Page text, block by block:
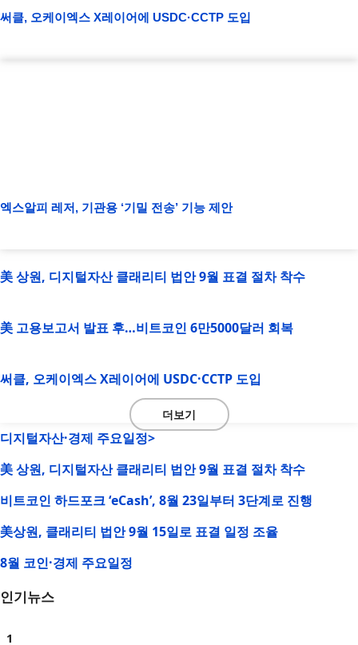
써클, 오케이엑스 X레이어에 USDC·CCTP 도입
엑스알피 레저, 기관용 ‘기밀 전송’ 기능 제안
美 상원, 디지털자산 클래리티 법안 9월 표결 절차 착수
美 고용보고서 발표 후…비트코인 6만5000달러 회복
써클, 오케이엑스 X레이어에 USDC·CCTP 도입
더보기
디지털자산·경제 주요일정>
美 상원, 디지털자산 클래리티 법안 9월 표결 절차 착수
비트코인 하드포크 ‘eCash’, 8월 23일부터 3단계로 진행
美상원, 클래리티 법안 9월 15일로 표결 일정 조율
8월 코인·경제 주요일정
인기뉴스